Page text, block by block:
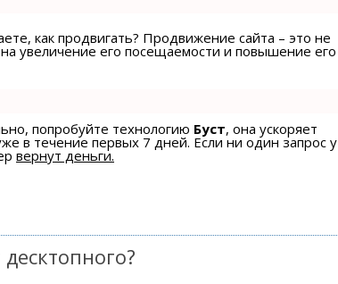
как продвигать? Продвижение сайта – это не
увеличение его посещаемости и повышение его
попробуйте технологию Буст, она ускоряет
в течение первых 7 дней. Если ни один запрос у
вернут деньги.